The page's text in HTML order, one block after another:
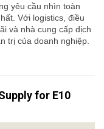
yêu cầu nhìn toàn
Với logistics, điều
và nhà cung cấp dịch
trị của doanh nghiệp.
for E10